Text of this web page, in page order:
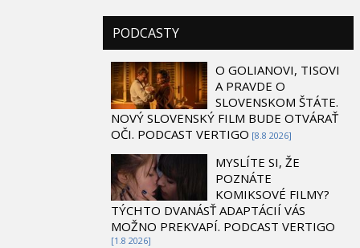
PODCASTY
O GOLIANOVI, TISOVI
A PRAVDE O
SLOVENSKOM ŠTÁTE.
NOVÝ SLOVENSKÝ FILM BUDE OTVÁRAŤ
OČI. PODCAST VERTIGO [8.8 2026]
MYSLÍTE SI, ŽE
POZNÁTE
KOMIKSOVÉ FILMY?
TÝCHTO DVANÁSŤ ADAPTÁCIÍ VÁS
MOŽNO PREKVAPÍ. PODCAST VERTIGO
[1.8 2026]